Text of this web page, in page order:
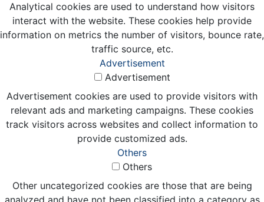
Analytical cookies are used to understand how visitors
interact with the website. These cookies help provide
information on metrics the number of visitors, bounce rate,
traffic source, etc.
Advertisement
Advertisement
Advertisement cookies are used to provide visitors with
relevant ads and marketing campaigns. These cookies
track visitors across websites and collect information to
provide customized ads.
Others
Others
Other uncategorized cookies are those that are being